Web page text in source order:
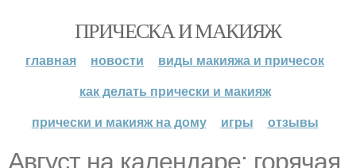
ПРИЧЕСКА И МАКИЯЖ
главная новости
виды макияжа и причесок
как делать прически и макияж
прически и макияж на дому
игры отзывы
Август на календаре: горячая